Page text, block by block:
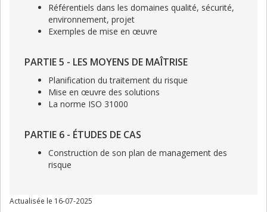
Référentiels dans les domaines qualité, sécurité,
environnement, projet
Exemples de mise en œuvre
PARTIE 5 - LES MOYENS DE MAÎTRISE
Planification du traitement du risque
Mise en œuvre des solutions
La norme ISO 31000
PARTIE 6 - ÉTUDES DE CAS
Construction de son plan de management des
risque
Actualisée le 16-07-2025